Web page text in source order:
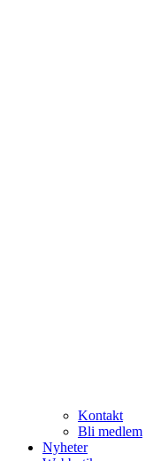
Kontakt
Bli medlem
Nyheter